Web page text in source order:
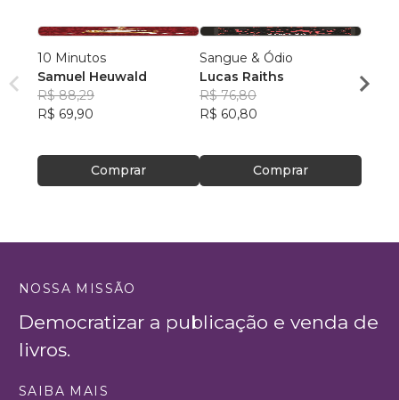
10 Minutos
Samuel Heuwald
R$ 88,29
R$ 69,90
Comprar
Sangue & Ódio
Lucas Raiths
R$ 76,80
R$ 60,80
Comprar
R$
NOSSA MISSÃO
Democratizar a publicação e venda de
livros.
SAIBA MAIS